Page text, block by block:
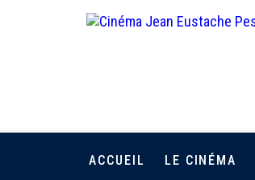
ACCUEIL LE CINÉMA